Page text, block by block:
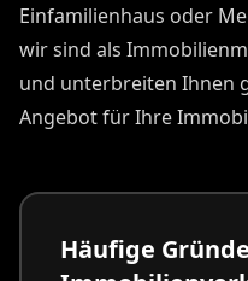
Einfamilienhaus oder
wir sind als
und unterbreiten Ihnen
Angebot für Ihre
Häufige